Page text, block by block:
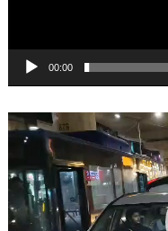
00:00
Video
Player